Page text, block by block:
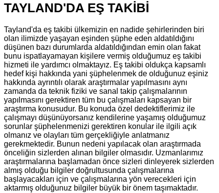
TAYLAND'DA EŞ TAKİBİ
Tayland'da eş takibi ülkemizin en nadide şehirlerinden biri
olan ilimizde yaşayan eşinden şüphe eden aldatıldığını
düşünen bazı durumlarda aldatıldığından emin olan fakat
bunu ispatlayamayan kişilere vermiş olduğumuz eş takibi
hizmeti ile yardımcı olmaktayız. Eş takibi oldukça kapsamlı
hedef kişi hakkında yani şüphelenmek de olduğunuz eşiniz
hakkında ayrıntılı olarak araştırmalar yapılmasını aynı
zamanda da teknik fiziki ve sanal takip çalışmalarının
yapılmasını gerektiren tüm bu çalışmaları kapsayan bir
araştırma konusudur. Bu konuda özel dedektiflerimiz ile
çalışmayı düşünüyorsanız kendilerine yaşamış olduğumuz
sorunlar şüphelenmenizi gerektiren konular ile ilgili açık
olmanız ve olayları tüm gerçekliğiyle anlatmanız
gerekmektedir. Bunun nedeni yapılacak olan araştırmada
önceliğin sizlerden alınan bilgiler olmasıdır. Uzmanlarımız
araştırmalarına başlamadan önce sizleri dinleyerek sizlerden
almış olduğu bilgiler doğrultusunda çalışmalarına
başlayacakları için ve çalışmalarına yön verecekleri için
aktarmış olduğunuz bilgiler büyük bir önem taşımaktadır.